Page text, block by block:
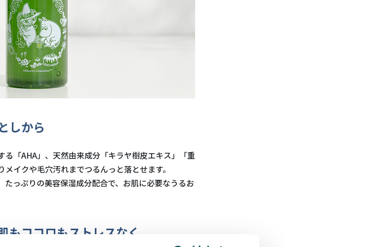
しから
る「AHA」、天然由来成分「キラヤ樹皮エキス」「重
イクや毛穴汚れまでつるんっと落とせます。
たっぷりの美容保湿成分配合で、お肌に必要なうるお
ココロもストレスなく。